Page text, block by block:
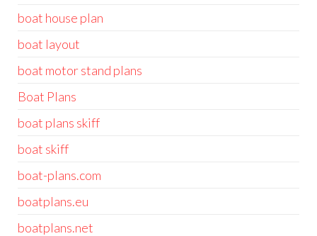
boat house plan
boat layout
boat motor stand plans
Boat Plans
boat plans skiff
boat skiff
boat-plans.com
boatplans.eu
boatplans.net